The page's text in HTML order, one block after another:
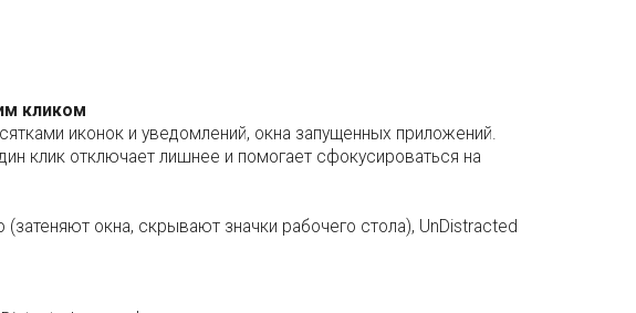
кликом
иконок и уведомлений, окна запущенных приложений.
клик отключает лишнее и помогает сфокусироваться на
окна, скрывают значки рабочего стола), UnDistracted